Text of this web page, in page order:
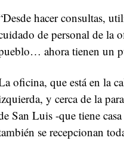
hacer consultas,
de personal de la
ahora tienen un
oficina, que está en la
y cerca de la
San Luis -que tiene
se recepcionan